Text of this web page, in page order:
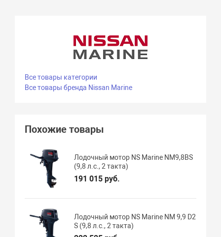
Все товары категории
Все товары бренда Nissan Marine
Похожие товары
Лодочный мотор NS Marine NM9,8BS
(9,8 л.с., 2 такта)
191 015 руб.
Лодочный мотор NS Marine NM 9,9 D2
S (9,8 л.с., 2 такта)